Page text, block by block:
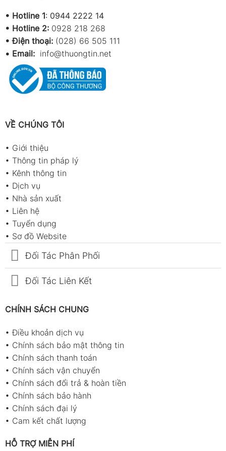
• Hotline 1: 0944 2222 14
• Hotline 2: 0928 218 268
• Điện thoại: (028) 66 505 111
• Email: info@thuongtin.net
VỀ CHÚNG TÔI
• Giới thiệu
• Thông tin pháp lý
• Kênh thông tin
• Dịch vụ
• Nhà sản xuất
• Liên hệ
• Tuyển dụng
• Sơ đồ Website
Đối Tác Phân Phối
Đối Tác Liên Kết
CHÍNH SÁCH CHUNG
•Điều khoản dịch vụ
• Chính sách bảo mật thông tin
• Chính sách thanh toán
• Chính sách vận chuyển
• Chính sách đổi trả & hoàn tiền
• Chính sách bảo hành
• Chính sách đại lý
• Cam kết chất lượng
HỖ TRỢ MIỄN PHÍ